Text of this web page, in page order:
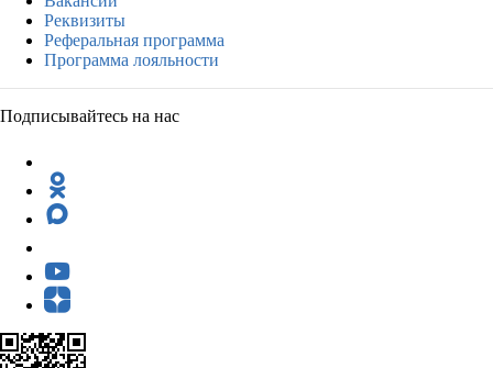
Реквизиты
Реферальная программа
Программа лояльности
Подписывайтесь на нас